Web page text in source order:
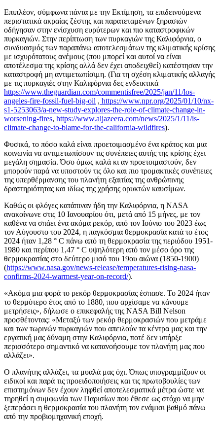
Επιπλέον, σύμφωνα πάντα με την Εκτίμηση, τα επιδεινούμενα
περιστατικά ακραίας ζέστης και παρατεταμένων ξηρασιών
οδήγησαν στην ενίσχυση ευρύτερων και πιο καταστροφικών
πυρκαγιών. Στην περίπτωση των πυρκαγιών της Καλιφόρνια, ο
συνδυασμός των παραπάνω αποτελεσμάτων της κλιματικής κρίσης
με ισχυρότατους ανέμους (που μπορεί και αυτοί να είναι
αποτέλεσμα της κρίσης αλλά δεν έχει αποδειχθεί) κατέστησαν την
καταστροφή μη αντιμετωπίσιμη. (Για τη σχέση κλιματικής αλλαγής
με τις πυρκαγιές στην Καλιφόρνια δες ενδεικτικά
https://www.theguardian.com/commentisfree/2025/jan/11/los-
angeles-fire-fossil-fuel-big-oil , https://www.npr.org/2025/01/10/nx-
s1-5253063/a-new-study-explores-the-role-of-climate-change-in-
worsening-fires, https://www.aljazeera.com/news/2025/1/11/is-
climate-change-to-blame-for-the-california-wildfires).
Φυσικά, το πόσο καλά είναι προετοιμασμένο ένα κράτος και μια
κοινωνία να αντιμετωπίσουν τις συνέπειες αυτής της κρίσης έχει
μεγάλη σημασία. Όσο όμως καλά κι αν προετοιμαστούν, δεν
μπορούν παρά να υποστούν τις όλο και πιο τρομακτικές συνέπειες
της υπερθέρμανσης του πλανήτη εξαιτίας της ανθρώπινης
δραστηριότητας και ιδίως της χρήσης ορυκτών καυσίμων.
Καθώς οι φλόγες κατάπιναν ήδη την Καλιφόρνια, η NASA
ανακοίνωνε στις 10 Ιανουαρίου ότι, μετά από 15 μήνες, με τον
καθένα να σπάει ένα ακόμα ρεκόρ, από τον Ιούνιο του 2023 έως
τον Αύγουστο του 2024, η παγκόσμια θερμοκρασία κατά το έτος
2024 ήταν 1,28 ° C πάνω από τη θερμοκρασία της περιόδου 1951-
1980 και περίπου 1,47 ° C υψηλότερη από τον μέσο όρο της
θερμοκρασίας στο δεύτερο μισό του 19ου αιώνα (1850-1900)
(https://www.nasa.gov/news-release/temperatures-rising-nasa-
confirms-2024-warmest-year-on-record/).
«Ακόμα μια φορά το ρεκόρ θερμοκρασίας έσπασε. Το 2024 ήταν
το θερμότερο έτος από το 1880, που αρχίσαμε να κάνουμε
μετρήσεις», δήλωσε ο επικεφαλής της NASA Bill Nelson
προσθέτοντας: «Μεταξύ των ρεκόρ θερμοκρασιών που μετράμε
και των τωρινών πυρκαγιών που απειλούν τα κέντρα μας και την
εργατική μας δύναμη στην Καλιφόρνια, ποτέ δεν υπήρξε
περισσότερο σημαντικό να κατανοήσουμε τον πλανήτη μας που
αλλάζει».
Ο πλανήτης αλλάζει, τα μυαλά μας όχι. Όπως υπογραμμίζουν οι
ειδικοί και παρά τις προειδοποιήσεις και τις πρωτοβουλίες των
επιστημόνων δεν έχουν ληφθεί αποτελεσματικά μέτρα ώστε να
τηρηθεί η συμφωνία των Παρισίων που έθεσε ως στόχο να μην
ξεπεράσει η θερμοκρασία του πλανήτη τον ενάμισι βαθμό πάνω
από την προβιομηχανική εποχή.